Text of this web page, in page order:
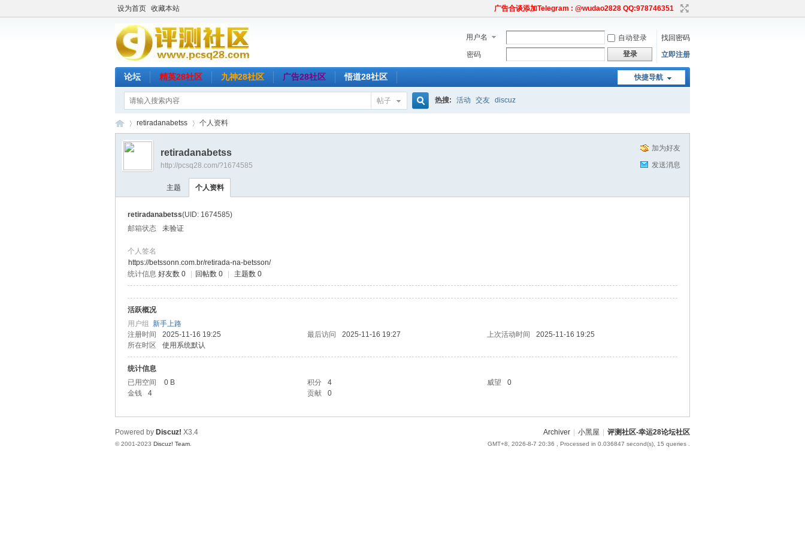
设为首页 收藏本站 广告合谈添加Telegram : @wudao2828 QQ:978746351
用户名 自动登录
找回密码
密码
登录 立即注册
快捷导航
论坛 精英28社区 九神28社区 广告28社区 悟道28社区
帖子 热搜: 活动 交友 discuz
›
retiradanabetss 个人资料
加为好友
发送消息
retiradanabetss
http://pcsq28.com/?1674585
主题 个人资料
retiradanabetss(UID: 1674585)
邮箱状态
未验证
个人签名
https://betssonn.com.br/retirada-na-betsson/
统计信息 好友数 0 回帖数 0 主题数 0
活跃概况
用户组 新手上路
注册时间
2025-11-16 19:25 最后访问 2025-11-16 19:27 上次活动时间
2025-11-16 19:25
所在时区
使用系统默认
统计信息
已用空间
0 B 积分 4 威望
0
金钱
4 贡献 0
Archiver 小黑屋 评测社区-幸运28论坛社区
GMT+8, 2026-8-7 20:36 , Processed in 0.036847 second(s), 15 queries .
Powered by Discuz! X3.4
© 2001-2023 Discuz! Team